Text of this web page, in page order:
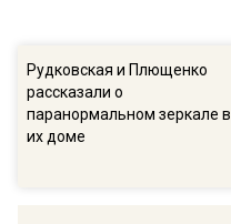
Рудковская и Плющенко
рассказали о
паранормальном зеркале в
их доме